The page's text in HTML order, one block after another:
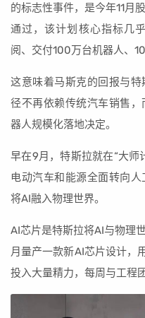
的标志性事件，是今年11月
通过，该计划核心指标几
阅、交付100万台机器人、
这意味着马斯克的回报与
径不再依赖传统汽车销售
器人规模化落地决定。
早在9月，特斯拉就在“大师
电动汽车和能源全面转向
将AI融入物理世界。
AI芯片是特斯拉将AI与物理
月量产一款新AI芯片设计，
投入大量精力，每周与工程